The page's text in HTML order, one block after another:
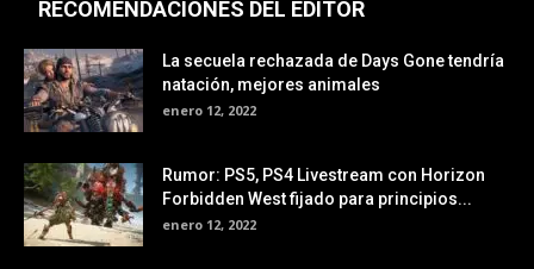
RECOMENDACIONES DEL EDITOR
La secuela rechazada de Days Gone tendría
natación, mejores animales
enero 12, 2022
Rumor: PS5, PS4 Livestream con Horizon
Forbidden West fijado para principios...
enero 12, 2022